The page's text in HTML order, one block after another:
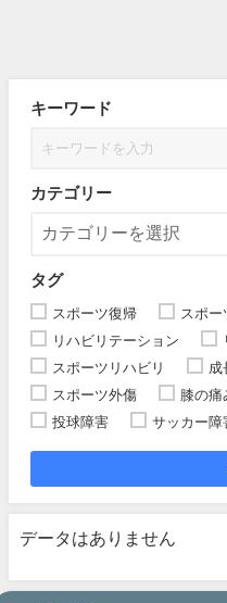
キーワード
カテゴリー
タグ
スポーツ復帰
スポー
リハビリテーション
スポーツリハビリ
成
スポーツ外傷
膝の痛
投球障害
サッカー障
データはありません